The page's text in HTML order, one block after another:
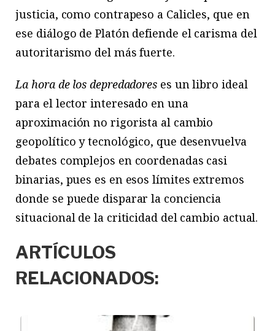
justicia, como contrapeso a Calicles, que en
ese diálogo de Platón defiende el carisma del
autoritarismo del más fuerte.
La hora de los depredadores es un libro ideal
para el lector interesado en una
aproximación no rigorista al cambio
geopolítico y tecnológico, que desenvuelva
debates complejos en coordenadas casi
binarias, pues es en esos límites extremos
donde se puede disparar la conciencia
situacional de la criticidad del cambio actual.
ARTÍCULOS
RELACIONADOS: